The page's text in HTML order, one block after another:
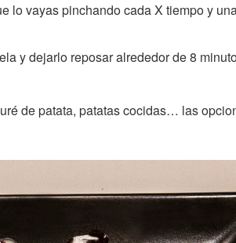
lo vayas pinchando cada X tiempo y
y dejarlo reposar alrededor de 8
de patata, patatas cocidas… las